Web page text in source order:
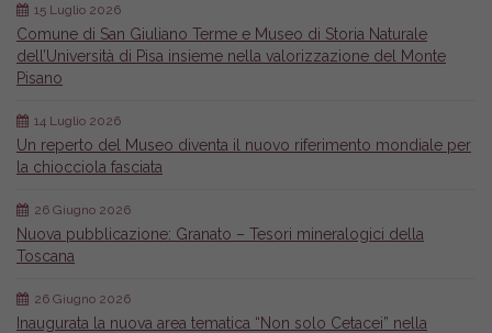
Comune di San Giuliano Terme e Museo di Storia Naturale
dell’Università di Pisa insieme nella valorizzazione del Monte
Pisano
15 Luglio 2026
Un reperto del Museo diventa il nuovo riferimento mondiale per
la chiocciola fasciata
14 Luglio 2026
Nuova pubblicazione: Granato – Tesori mineralogici della
Toscana
26 Giugno 2026
Inaugurata la nuova area tematica “Non solo Cetacei” nella
26 Giugno 2026